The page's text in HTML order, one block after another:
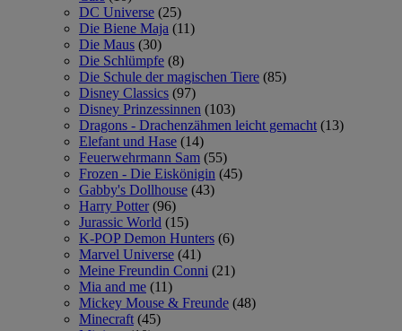
DC Universe (25)
Die Biene Maja (11)
Die Maus (30)
Die Schlümpfe (8)
Die Schule der magischen Tiere (85)
Disney Classics (97)
Disney Prinzessinnen (103)
Dragons - Drachenzähmen leicht gemacht (13)
Elefant und Hase (14)
Feuerwehrmann Sam (55)
Frozen - Die Eiskönigin (45)
Gabby's Dollhouse (43)
Harry Potter (96)
Jurassic World (15)
K-POP Demon Hunters (6)
Marvel Universe (41)
Meine Freundin Conni (21)
Mia and me (11)
Mickey Mouse & Freunde (48)
Minecraft (45)